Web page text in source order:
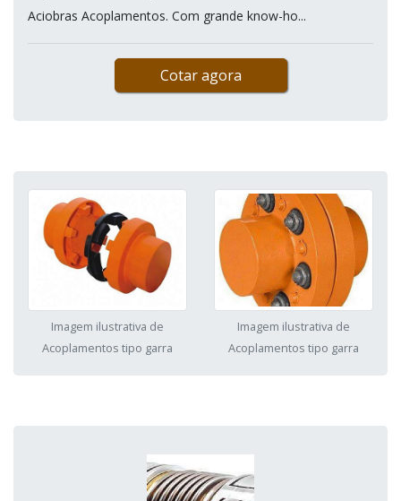
Aciobras Acoplamentos. Com grande know-ho...
Cotar agora
Imagem ilustrativa de
Acoplamentos tipo garra
Imagem ilustrativa de
Acoplamentos tipo garra